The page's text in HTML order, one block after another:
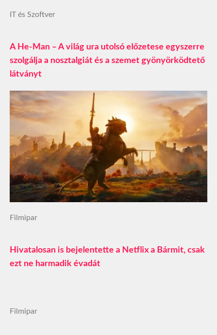
IT és Szoftver
A He-Man – A világ ura utolsó előzetese egyszerre
szolgálja a nosztalgiát és a szemet gyönyörködtető
látványt
Filmipar
Hivatalosan is bejelentette a Netflix a Bármit, csak
ezt ne harmadik évadát
Filmipar